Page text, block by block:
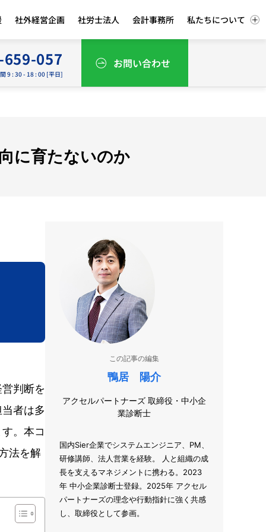
社外経営企画 社労士法人 会計事務所 私たちについて
057
9 : 30 - 18 : 00 [平日]
お問い合わせ
に育たないのか
判断を
者は多
。本コ
法を解
この記事の編集
鴨居 陽介
アクセルパートナーズ 取締役・中小企
業診断士
国内Sier企業でシステムエンジニア、PM、
研修講師、法人営業を経験。 人と組織の成
長を支えるマネジメントに携わる。2023
年 中小企業診断士登録。2025年 アクセル
パートナーズの理念や行動指針に強く共感
し、取締役として参画。